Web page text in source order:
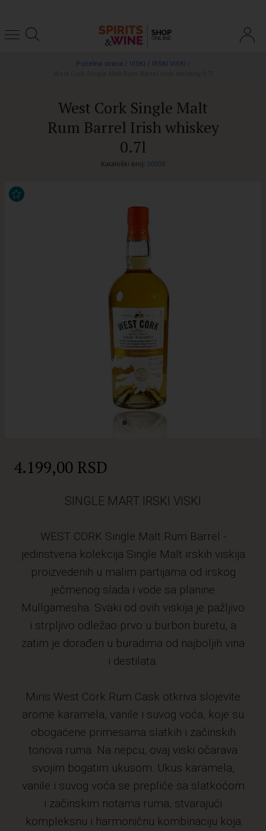
Početna strana / VISKI / IRSKI VISKI /
West Cork Single Malt
Rum Barrel Irish whiskey
0.7l
Kataloški broj: S0509
4.199,00 RSD
SINGLE MART IRSKI VISKI
WEST CORK Single Malt Rum Barrel -
jedinstvena kolekcija Single Malt irskih viskija
proizvedenih u malim partijama od irskog
ječmenog slada i vode sa planine
Mullgamesha. Svaki od ovih viskija je pažljivo
i strpljivo odležao prvo u burbon buretu, a
zatim je dorađen u buradima od najboljih vina
i destilata.
Miris West Cork Rum Cask otkriva slojevite
arome karamela, vanile i suvog voća, koje su
obogaćene primesama slatkih i začinskih
tonova ruma. Na nepcu, ovaj viski očarava
svojim bogatim ukusom. Ukus karamela,
vanile i suvog voća se prepliće sa slatkoćom
i začinskim notama ruma, stvarajući
kompleksnu i harmoničnu kombinaciju koja